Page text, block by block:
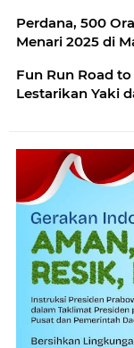
Perdana, 500
Menari 2025 di
Fun Run Road
Lestarikan Yaki